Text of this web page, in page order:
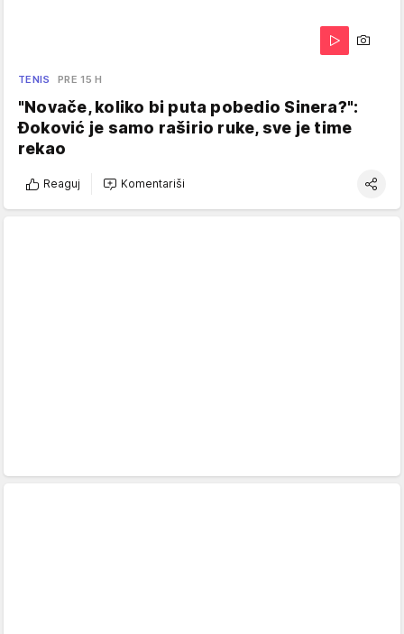
TENIS PRE 15 H
"Novače, koliko bi puta pobedio Sinera?":
Đoković je samo raširio ruke, sve je time
rekao
Reaguj Komentariši